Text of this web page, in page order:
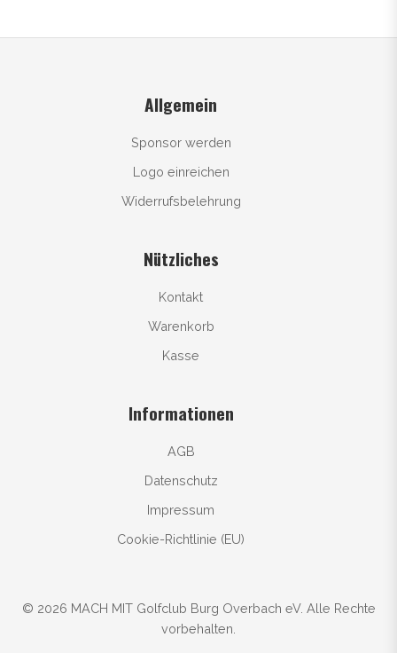
Allgemein
Sponsor werden
Logo einreichen
Widerrufsbelehrung
Nützliches
Kontakt
Warenkorb
Kasse
Informationen
AGB
Datenschutz
Impressum
Cookie-Richtlinie (EU)
© 2026 MACH MIT Golfclub Burg Overbach eV. Alle Rechte
vorbehalten.